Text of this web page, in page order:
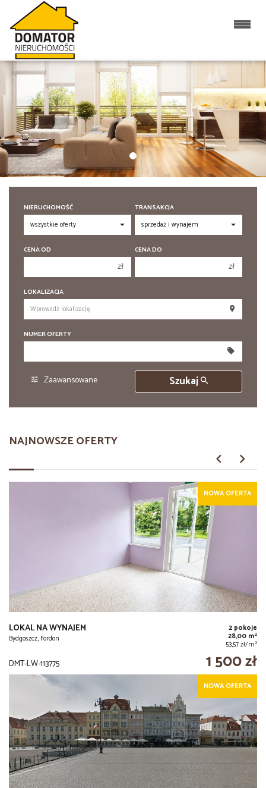
NIERUCHOMOŚĆ TRANSAKCJA
CENA OD
zł
250 000 zł
300 000 zł
400 000 zł
CENA DO
zł
250 000 zł
300 000 zł
400 000 zł
450 000 zł
LOKALIZACJA
NUMER OFERTY
Zaawansowane Szukaj
NAJNOWSZE OFERTY
NOWA OFERTA
LOKAL NA WYNAJEM
Bydgoszcz, Fordon
2 pokoje
28,00 m2
53,57 zł/m2
DMT-LW-113775 1 500 zł
NOWA OFERTA